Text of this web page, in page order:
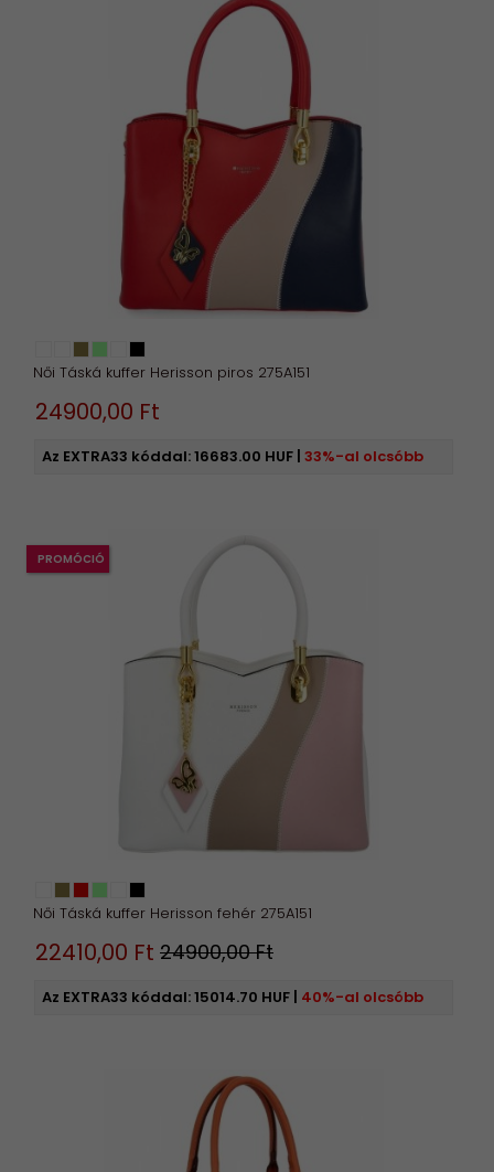
Női Táská kuffer Herisson piros 275A151
24900,00 Ft
Az EXTRA33 kóddal:16683.00 HUF 33%-al olcsóbb
Női Táská kuffer Herisson fehér 275A151
PROMÓCIÓ
22410,00 Ft 24900,00 Ft
Az EXTRA33 kóddal:15014.70 HUF 40%-al olcsóbb